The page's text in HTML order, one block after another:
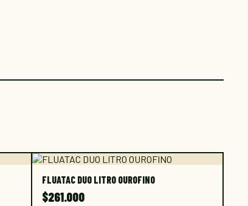
FLUATAC DUO LITRO OUROFINO
$261.000
En línea · Te responde al instante